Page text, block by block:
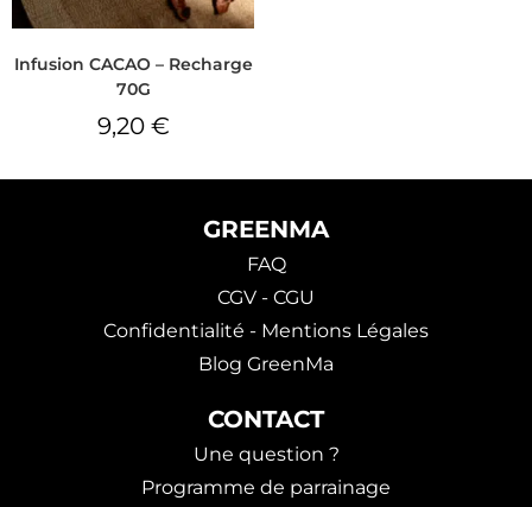
Infusion CACAO – Recharge
70G
9,20 €
GREENMA
FAQ
CGV - CGU
Confidentialité - Mentions Légales
Blog GreenMa
CONTACT
Une question ?
Programme de parrainage